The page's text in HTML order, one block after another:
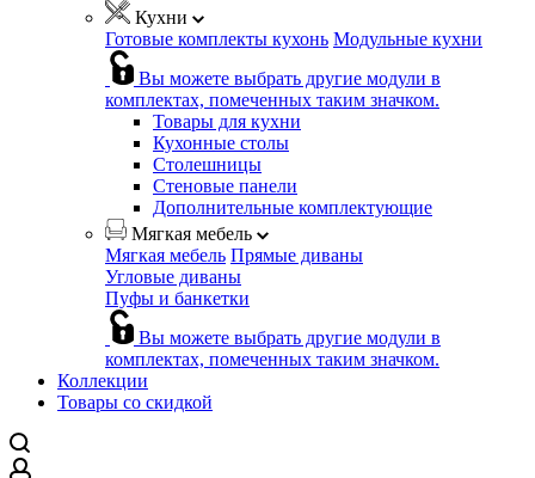
Кухни
Готовые комплекты кухонь Модульные кухни
Вы можете выбрать другие модули в
комплектах, помеченных таким значком.
Товары для кухни
Кухонные столы
Столешницы
Стеновые панели
Дополнительные комплектующие
Мягкая мебель
Мягкая мебель Прямые диваны
Угловые диваны
Пуфы и банкетки
Вы можете выбрать другие модули в
комплектах, помеченных таким значком.
Коллекции
Товары со скидкой